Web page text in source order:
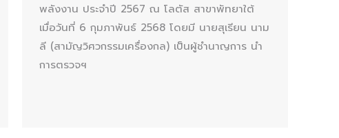
พลังงาน ประจำปี 2567 ณ โลตัส สาขาพัทยาใต้
เมื่อวันที่ 6 กุมภาพันธ์ 2568 โดยมี นายสุเรียน นาม
ลี (สามัญวิศวกรรมเครื่องกล) เป็นผู้ชำนาญการ นำ
การตรวจฯ